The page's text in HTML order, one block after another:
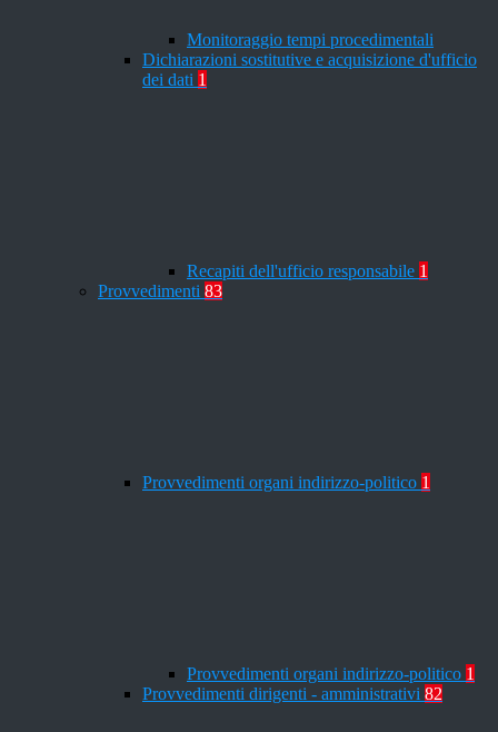
Monitoraggio tempi procedimentali
Dichiarazioni sostitutive e acquisizione d'ufficio
dei dati 1
Recapiti dell'ufficio responsabile 1
Provvedimenti 83
Provvedimenti organi indirizzo-politico 1
Provvedimenti organi indirizzo-politico 1
Provvedimenti dirigenti - amministrativi 82